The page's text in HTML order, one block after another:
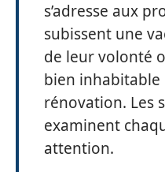
s’adresse aux
subissent une
de leur volonté
bien inhabitable
rénovation. Les
examinent
attention.